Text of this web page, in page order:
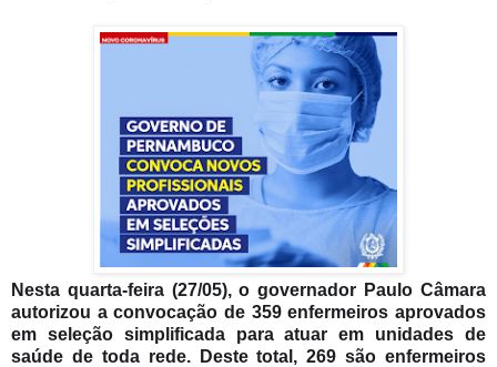
Nesta quarta-feira (27/05), o governador Paulo Câmara
autorizou a convocação de 359 enfermeiros aprovados
em seleção simplificada para atuar em unidades de
saúde de toda rede. Deste total, 269 são enfermeiros